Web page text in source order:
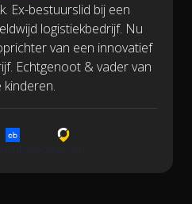
Ex-bestuurslid bij een
logistiekbedrijf. Nu
van een innovatief
Echtgenoot & vader van
kinderen.